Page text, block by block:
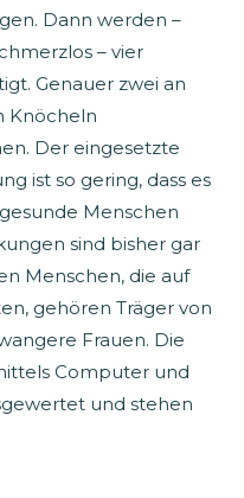
Dann werden –
– vier
Genauer zwei an
Knöcheln
Der eingesetzte
ist so gering, dass es
Menschen
sind bisher gar
Menschen, die auf
gehören Träger von
Frauen. Die
Computer und
und stehen